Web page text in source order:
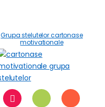
Grupa stelutelor cartonase
motivationale